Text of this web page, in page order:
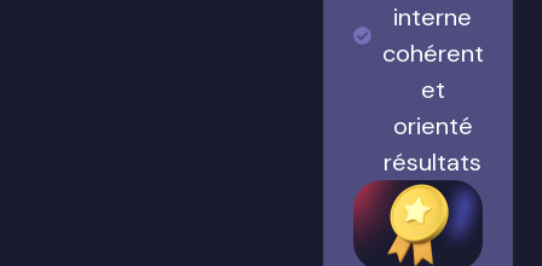
interne
cohérent
et
orienté
résultats